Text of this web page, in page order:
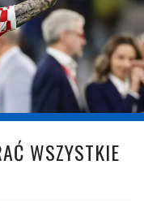
WSZYSTKIE